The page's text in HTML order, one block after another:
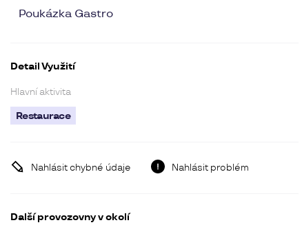
Poukázka Gastro
Detail Využití
Hlavní aktivita
Restaurace
Nahlásit chybné údaje Nahlásit problém
Další provozovny v okolí